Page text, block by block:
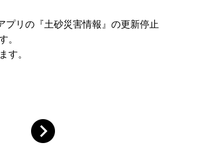
リの『土砂災害情報』の更新停止
。
。